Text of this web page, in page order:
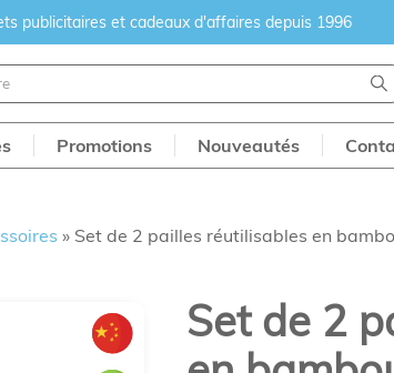
publicitaires et cadeaux d'affaires depuis 1996
Promotions Nouveautés
» Set de 2 pailles réutilisables en
Set de 2